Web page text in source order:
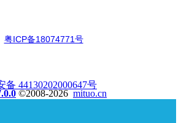
粤ICP备18074771号
备 44130202000647号
©2008-2026 mituo.cn